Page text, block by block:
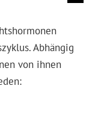
Abhängig
von ihnen